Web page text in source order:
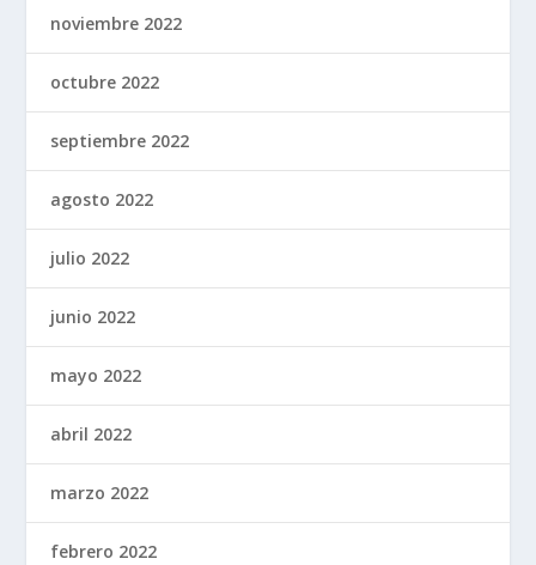
noviembre 2022
octubre 2022
septiembre 2022
agosto 2022
julio 2022
junio 2022
mayo 2022
abril 2022
marzo 2022
febrero 2022